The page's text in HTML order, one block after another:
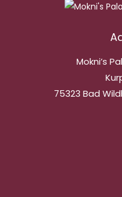
Mokni’s
75323 Bad